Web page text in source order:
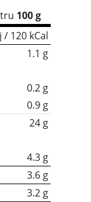
100 g
/ 120 kCal
1.1 g
0.2 g
0.9 g
24 g
4.3 g
3.6 g
3.2 g